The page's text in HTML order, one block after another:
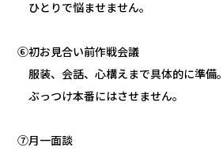
ひとりで悩ませません。
⑥初お見合い前作戦会議
服装、会話、心構えまで具体的に準備。
ぶっつけ本番にはさせません。
⑦月一面談